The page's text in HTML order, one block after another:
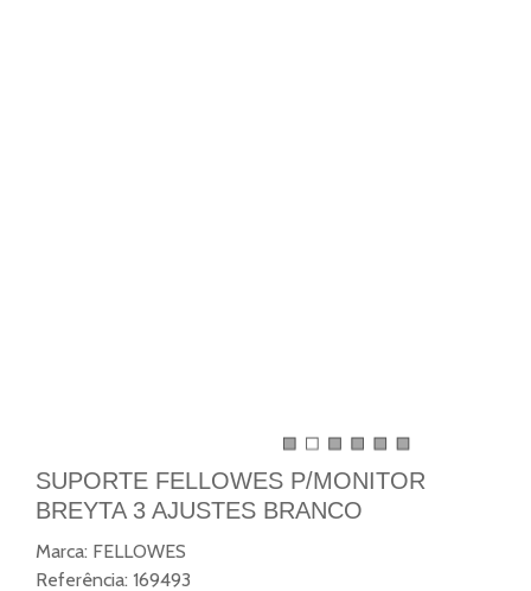
SUPORTE FELLOWES P/MONITOR
BREYTA 3 AJUSTES BRANCO
Marca: FELLOWES
Referência: 169493